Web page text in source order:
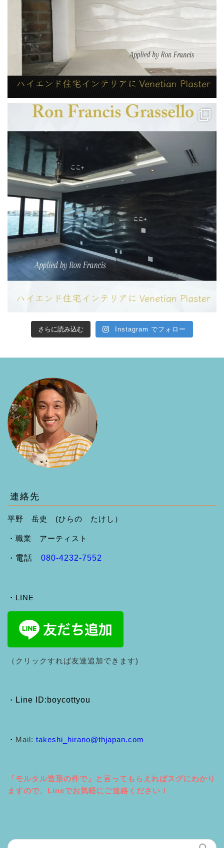
さらに読み込む Instagram でフォロー
連絡先
平野 岳史 (ひらの たけし）
・職業 アーティスト
・ 電話 080-4232-7552
・LINE
（クリックすれば友達追加できます)
・ Line ID:boycottyou
・ Mail: takeshi_hirano@thjapan.com
「モルタル造形の件で」と言ってもらえればスグにわかり
ますので、Lineでお気軽にご連絡ください！